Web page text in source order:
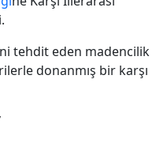
tehdit eden madencilik
donanmış bir karşı